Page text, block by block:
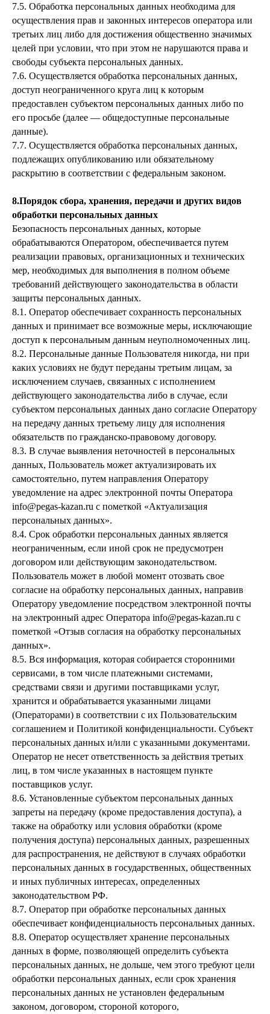
7.5. Обработка персональных данных необходима для
осуществления прав и законных интересов оператора или
третьих лиц либо для достижения общественно значимых
целей при условии, что при этом не нарушаются права и
свободы субъекта персональных данных.
7.6. Осуществляется обработка персональных данных,
доступ неограниченного круга лиц к которым
предоставлен субъектом персональных данных либо по
его просьбе (далее — общедоступные персональные
данные).
7.7. Осуществляется обработка персональных данных,
подлежащих опубликованию или обязательному
раскрытию в соответствии с федеральным законом.
8.Порядок сбора, хранения, передачи и других видов
обработки персональных данных
Безопасность персональных данных, которые
обрабатываются Оператором, обеспечивается путем
реализации правовых, организационных и технических
мер, необходимых для выполнения в полном объеме
требований действующего законодательства в области
защиты персональных данных.
8.1. Оператор обеспечивает сохранность персональных
данных и принимает все возможные меры, исключающие
доступ к персональным данным неуполномоченных лиц.
8.2. Персональные данные Пользователя никогда, ни при
каких условиях не будут переданы третьим лицам, за
исключением случаев, связанных с исполнением
действующего законодательства либо в случае, если
субъектом персональных данных дано согласие Оператору
на передачу данных третьему лицу для исполнения
обязательств по гражданско-правовому договору.
8.3. В случае выявления неточностей в персональных
данных, Пользователь может актуализировать их
самостоятельно, путем направления Оператору
уведомление на адрес электронной почты Оператора
info@pegas-kazan.ru с пометкой «Актуализация
персональных данных».
8.4. Срок обработки персональных данных является
неограниченным, если иной срок не предусмотрен
договором или действующим законодательством.
Пользователь может в любой момент отозвать свое
согласие на обработку персональных данных, направив
Оператору уведомление посредством электронной почты
на электронный адрес Оператора info@pegas-kazan.ru с
пометкой «Отзыв согласия на обработку персональных
данных».
8.5. Вся информация, которая собирается сторонними
сервисами, в том числе платежными системами,
средствами связи и другими поставщиками услуг,
хранится и обрабатывается указанными лицами
(Операторами) в соответствии с их Пользовательским
соглашением и Политикой конфиденциальности. Субъект
персональных данных и/или с указанными документами.
Оператор не несет ответственность за действия третьих
лиц, в том числе указанных в настоящем пункте
поставщиков услуг.
8.6. Установленные субъектом персональных данных
запреты на передачу (кроме предоставления доступа), а
также на обработку или условия обработки (кроме
получения доступа) персональных данных, разрешенных
для распространения, не действуют в случаях обработки
персональных данных в государственных, общественных
и иных публичных интересах, определенных
законодательством РФ.
8.7. Оператор при обработке персональных данных
обеспечивает конфиденциальность персональных данных.
8.8. Оператор осуществляет хранение персональных
данных в форме, позволяющей определить субъекта
персональных данных, не дольше, чем этого требуют цели
обработки персональных данных, если срок хранения
персональных данных не установлен федеральным
законом, договором, стороной которого,